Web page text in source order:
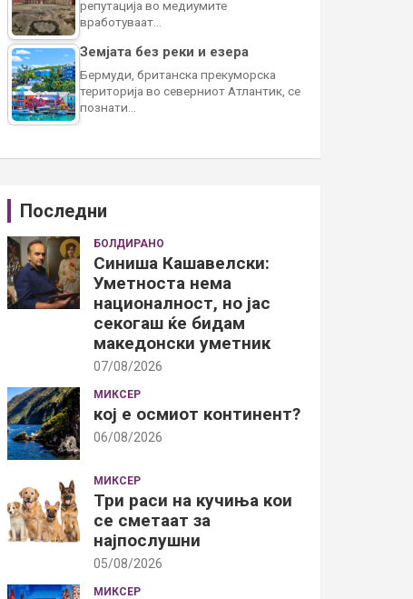
репутација во медиумите
вработуваат…
Земјата без реки и езера
Бермуди, британска прекуморска
територија во северниот Атлантик, се
познати…
Последни
БОЛДИРАНО
Синиша Кашавелски:
Уметноста нема
националност, но јас
секогаш ќе бидам
македонски уметник
07/08/2026
МИКСЕР
кој е осмиот континент?
06/08/2026
МИКСЕР
Три раси на кучиња кои
се сметаат за
најпослушни
05/08/2026
МИКСЕР